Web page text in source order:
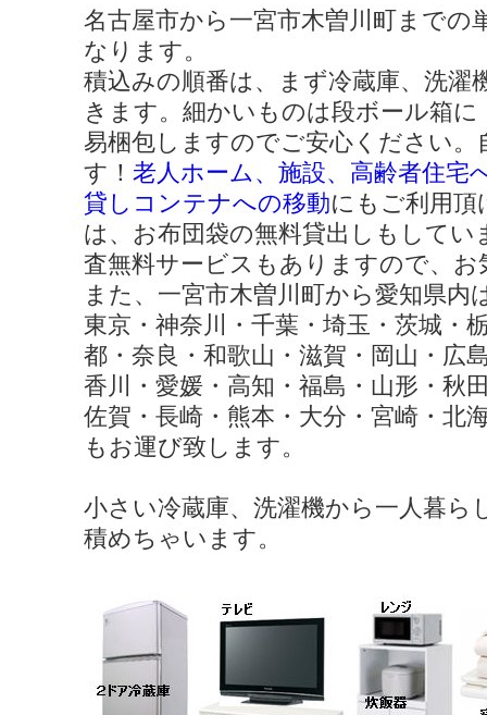
名古屋市から一宮市木曽川町までの
なります。
積込みの順番は、まず冷蔵庫、洗濯
きます。細かいものは段ボール箱
易梱包しますのでご安心ください
す！ 老人ホーム、施設、高齢者住宅
貸しコンテナへの移動にもご利用頂
は、お布団袋の無料貸出しもしてい
査無料サービスもありますので、
また、一宮市木曽川町から愛知県内
東京・神奈川・千葉・埼玉・茨城・
都・奈良・和歌山・滋賀・岡山・広
香川・愛媛・高知・福島・山形・秋
佐賀・長崎・熊本・大分・宮崎・北
もお運び致します。
小さい冷蔵庫、洗濯機から一人暮
積めちゃいます。